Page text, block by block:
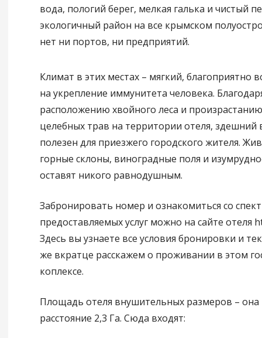
вода, пологий берег, мелкая галька и чистый
экологичный район на все крымском
нет ни портов, ни предприятий.
Климат в этих местах – мягкий, благоприятно
на укрепление иммунитета человека.
расположению хвойного леса и
целебных трав на территории отеля, здешний
полезен для приезжего городского жителя.
горные склоны, виноградные поля и
оставят никого равнодушным.
Забронировать номер и ознакомиться со
предоставляемых услуг можно на сайте отеля
Здесь вы узнаете все условия бронировки и
же вкратце расскажем о проживании в этом
коплексе.
Площадь отеля внушительных размеров – она
расстояние 2,3 Га. Сюда входят: